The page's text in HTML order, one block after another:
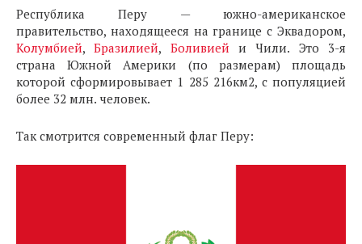
Республика Перу — южно-американское
правительство, находящееся на границе с Эквадором,
Колумбией,Бразилией, Боливией и Чили. Это 3-я
страна Южной Америки (по размерам) площадь
которой сформировывает 1 285 216км2, с популяцией
более 32 млн. человек.
Так смотрится современный флаг Перу: